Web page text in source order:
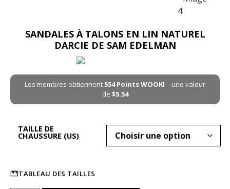
SANDALES À TALONS EN LIN NATUREL
DARCIE DE SAM EDELMAN
Les membres obtiennent 554Points WOOKI – une valeur
de $5.54
TAILLE DE
CHAUSSURE (US)
TABLEAU DES TAILLES